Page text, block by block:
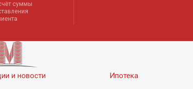
суммы
и новости Ипотека